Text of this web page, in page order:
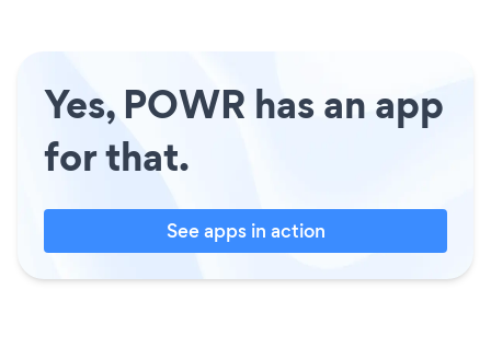
Yes, POWR has an app
for that.
See apps in action